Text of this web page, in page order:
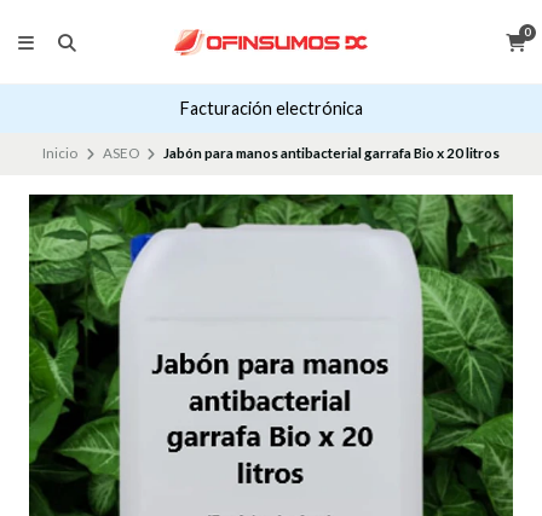
0
Facturación electrónica
Inicio ASEO Jabón para manos antibacterial garrafa Bio x 20 litros